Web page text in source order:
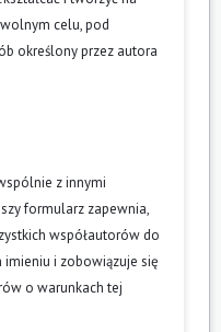
celu, pod
określony przez autora
z innymi
formularz zapewnia,
współautorów do
i zobowiązuje się
o warunkach tej